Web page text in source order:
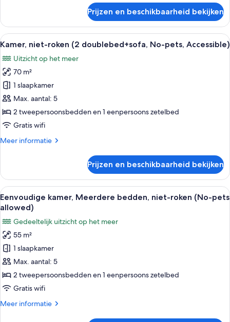
kamer,
niet-
roken
included,
Dog
Friendly)
Prijzen en beschikbaarheid bekijken
Alle
foto's
voor
Kamer,
niet-
roken
(2
doublebed+sofa,
pets,
Een moderne keuken met een
23
Kamer, niet-roken (2 doublebed+sofa, No-pets, Accessible)
Uitzicht op het meer
70 m²
1 slaapkamer
Max. aantal: 5
2 tweepersoonsbedden en 1 eenpersoons zetelbed
Gratis wifi
Meer informatie
Meer
niet-
roken
(2
doublebed+sofa,
pets,
Accessible)
Prijzen en beschikbaarheid bekijken
Alle
foto's
Eenvoudige
kamer,
Meerdere
bedden,
niet-
roken
pets
Een moderne woonkamer met een
26
Eenvoudige kamer, Meerdere bedden, niet-roken (No-pets
allowed)
Gedeeltelijk uitzicht op het meer
55 m²
1 slaapkamer
Max. aantal: 5
2 tweepersoonsbedden en 1 eenpersoons zetelbed
Gratis wifi
Meer informatie
Meer